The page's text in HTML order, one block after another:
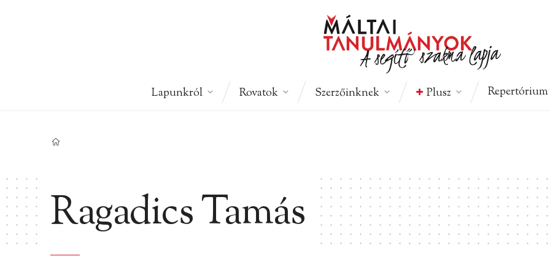
Lapunkról Rovatok Szerzőinknek Plusz Repertórium
Ragadics Tamás